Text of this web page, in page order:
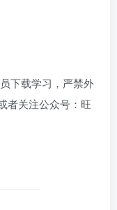
下载学习，严禁外
者关注公众号：旺